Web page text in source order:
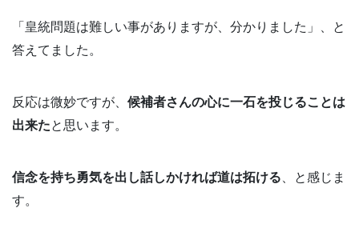
「皇統問題は難しい事がありますが、分かりました」、と
答えてました。
反応は微妙ですが、 候補者さんの心に一石を投じることは
出来たと思います。
信念を持ち勇気を出し話しかければ道は拓ける 、と感じま
す。